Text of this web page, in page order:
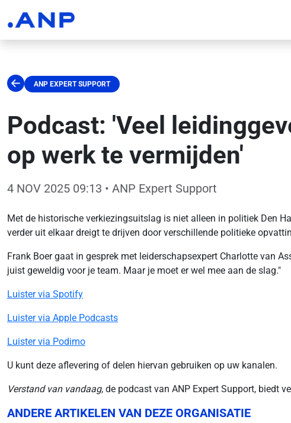
ANP EXPERT SUPPORT
Podcast: 'Veel
op werk te vermijden'
4 NOV 2025 09:13 • ANP Expert Support
Met de historische verkiezingsuitslag is niet alleen in politiek Den
verder uit elkaar dreigt te drijven door verschillende politieke
Frank Boer gaat in gesprek met leiderschapsexpert Charlotte van
juist geweldig voor je team. Maar je moet er wel mee aan de slag."
Luister via Spotify
Luister via Apple Podcasts
Luister via Podimo
U kunt deze aflevering of delen hiervan gebruiken op uw kanalen.
Verstand van vandaag, de podcast van ANP Expert Support, biedt
ANDERE ARTIKELEN VAN DEZE ORGANISATIE